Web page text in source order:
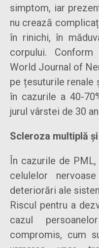
simptom, iar
nu crează
în rinichi, în
corpului.
World Journal of
pe țesuturile renale
în cazurile a 40-
jurul vârstei de 30
Scleroza multiplă
În cazurile de
celulelor
deteriorări ale
Riscul pentru a
cazul
compromis, cum